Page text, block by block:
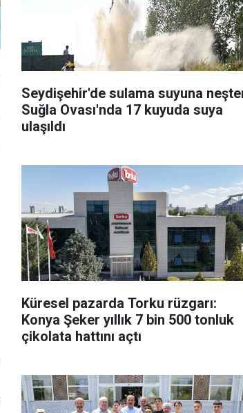
Seydişehir'de sulama suyuna
Suğla Ovası'nda 17 kuyuda suya
ulaşıldı
Küresel pazarda Torku rüzgarı:
Konya Şeker yıllık 7 bin 500 tonluk
çikolata hattını açtı